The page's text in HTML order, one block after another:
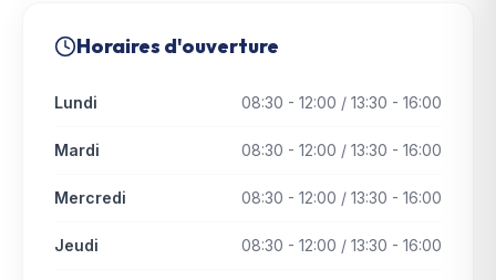
Horaires d'ouverture
Lundi 08:30 - 12:00 / 13:30 - 16:00
Mardi 08:30 - 12:00 / 13:30 - 16:00
Mercredi 08:30 - 12:00 / 13:30 - 16:00
Jeudi 08:30 - 12:00 / 13:30 - 16:00